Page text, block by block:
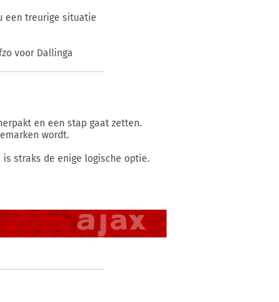
een treurige situatie
voor Dallinga
en een stap gaat zetten.
wordt.
straks de enige logische optie.